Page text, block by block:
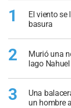
1
El viento
basura
2
Murió una
lago
3
Una
un hombre